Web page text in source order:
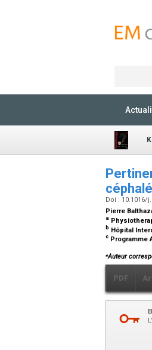
Doi : 10.1016/
Pierre
a
b Hôpital
c Programme
⁎Auteur
PDF